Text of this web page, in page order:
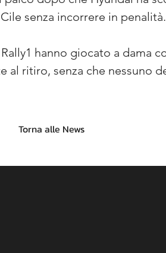
senza incorrere in penalità.
hanno giocato a dama
ritiro, senza che nessuno
Torna alle News